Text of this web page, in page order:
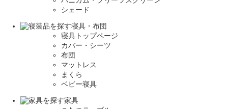
シェード
寝具・布団
寝具トップページ
カバー・シーツ
布団
マットレス
まくら
ベビー寝具
家具